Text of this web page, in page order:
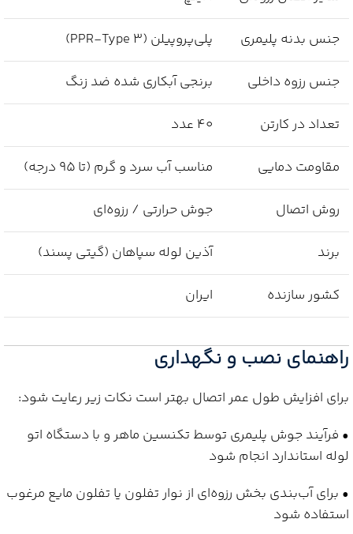
جنس بدنه پلیمری پلی‌پروپیلن (PPR-Type 3)
جنس رزوه داخلی برنجی آبکاری شده ضد زنگ
تعداد در کارتن 40 عدد
مقاومت دمایی مناسب آب سرد و گرم (تا 95 درجه)
روش اتصال جوش حرارتی / رزوه‌ای
برند آذین لوله سپاهان (گیتی پسند)
کشور سازنده ایران
راهنمای نصب و نگهداری
برای افزایش طول عمر اتصال بهتر است نکات زیر رعایت شود:
• فرآیند جوش پلیمری توسط تکنسین ماهر و با دستگاه اتو
لوله استاندارد انجام شود
• برای آب‌بندی بخش رزوه‌ای از نوار تفلون یا تفلون مایع مرغوب
استفاده شود